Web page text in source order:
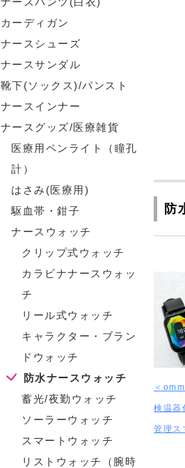
カーディガン
ナースシューズ
ナースサンダル
靴下(ソックス)/パンスト
ナースインナー
ナースグッズ/医療雑貨
医療用ペンライト（瞳孔
計）
はさみ(医療用)
駆血帯・鉗子
ナースウォッチ
クリップ式ウォッチ
カラビナナースウォッ
チ
リール式ウォッチ
キャラクター・ブラン
ドウォッチ
防水ナースウォッチ
蓄光/夜勤ウォッチ
ソーラーウォッチ
スマートウォッチ
リストウォッチ（腕時
防
＜
検温器
管理ス